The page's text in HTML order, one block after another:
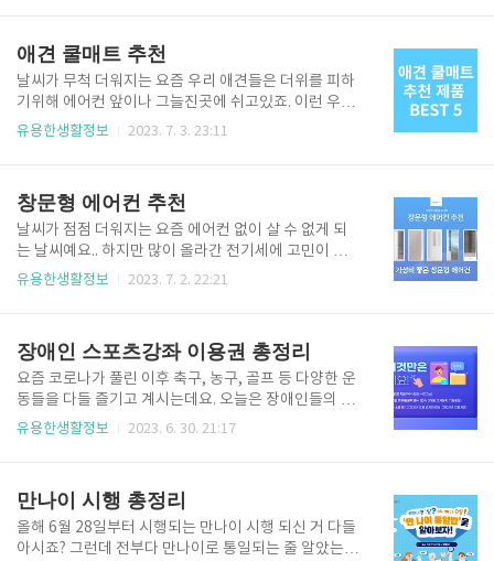
루메나 FAN PRO 4 프롬비 사일런트 스톰 FA135 오난
코리아 루메나 FAN PRO 3X 그린전산 LCB-EET01 단
순생활 쿨링 핸디팬 손 선풍기 추천 제품 비교 구분 단
순생활 손선풍기 그린전산 손선풍기 오난코리아 루메
나 손 선풍기 프롬비 손 선풍기 오난코리아 루메나 손
애견 쿨매트 추천
날씨가 무척 더워지는 요즘 우리 애견들은 더위를 피하
기위해 에어컨 앞이나 그늘진곳에 쉬고있죠. 이런 우리
애견들을 위해 애견 쿨매트 하나 장만하시는게 어떨까
세트기 리브맘 양면 쿨매트 단품 멍멍애용 반려동물 쿨
매트 바자르 모모찡 여름 양면 쿨 매트 단품 애견 쿨매
트 비교 구분 딩동펫 애견 쿨매트 사라사라 애견 쿨매트
리브맘 애견 쿨매트 멍멍애용 애견 쿨매트 바자르 애견
쿨매트 소재 - 폴리에스터 100% 폴리에스터 100% 폴
유용한생활정보 2023. 7. 3. 23:11
창문형 에어컨 추천
날씨가 점점 더워지는 요즘 에어컨 없이 살 수 없게 되
는 날씨예요.. 하지만 많이 올라간 전기세에 고민이 되
시죠?? 그런 사람들에게 요즘 인기 있는 제품인 창문형
어컨 추천 제품 제가 추천드리는 창문형 에어컨 제품은
무료설치에 에너지 1등급에 2023년형 기준에 창문형
에어컨 추천해드려요. LG전자 오브제컬렉션 엣지 삼성
전자 무풍에어컨 윈도우핏 파세코 미니 프리미엄 귀뚜
라미 KAA-15W 위닉스 EWNE067-MWK 창문형 에어
위닉스 창문..
유용한생활정보 2023. 7. 2. 22:21
장애인 스포츠강좌 이용권 총정리
요즘 코로나가 풀린 이후 축구, 농구, 골프 등 다양한 운
동들을 다들 즐기고 계시는데요. 오늘은 장애인들의 건
전한 여가활동을 통해 삶의 질을 향상하고 스포츠복지
신청 | 개인회원 | 장애인스포츠강좌이용권 dvoucher.
kspo.or.kr 위사이트로 들어가셔서 해당 지역을 선택하
시면 장애인 스포츠강좌 이용권을 신청할 수 있는 강좌
유용한생활정보 2023. 6. 30. 21:17
만나이 시행 총정리
올해 6월 28일부터 시행되는 만나이 시행 되신 거 다들
아시죠? 그런데 전부다 만나이로 통일되는 줄 알았는데